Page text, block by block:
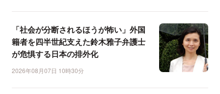
「社会が分断されるほうが怖い」外国
籍者を四半世紀支えた鈴木雅子弁護士
が危惧する日本の排外化
2026年08月07日 10時30分